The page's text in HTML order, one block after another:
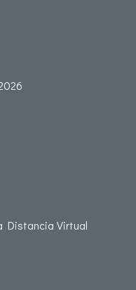
Distancia Virtual